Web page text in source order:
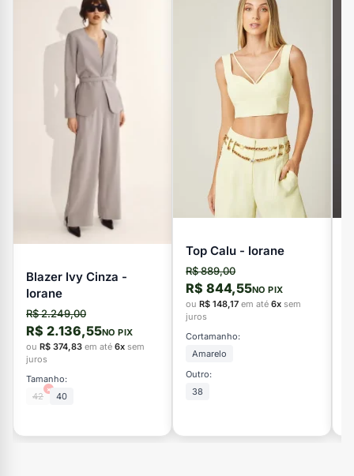
Blazer Ivy Cinza -
Iorane
R$ 2.249,00
R$ 2.136,55NO PIX
ou R$ 374,83 em até 6x sem
juros
Tamanho:
42
×
40
Top Calu - Iorane
R$ 889,00
R$ 844,55NO PIX
ou R$ 148,17 em até 6x sem
juros
Cortamanho:
Amarelo
Outro:
38